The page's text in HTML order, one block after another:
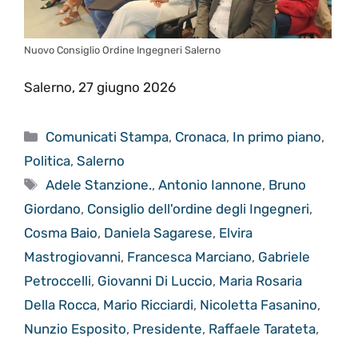
Nuovo Consiglio Ordine Ingegneri Salerno
Salerno, 27 giugno 2026
Categorie
Comunicati Stampa, Cronaca, In primo piano,
Politica, Salerno
Tag
Adele Stanzione.,Antonio Iannone, Bruno
Giordano, Consiglio dell'ordine degli Ingegneri,
Cosma Baio, Daniela Sagarese, Elvira
Mastrogiovanni, Francesca Marciano, Gabriele
Petroccelli, Giovanni Di Luccio, Maria Rosaria
Della Rocca, Mario Ricciardi, Nicoletta Fasanino,
Nunzio Esposito, Presidente, Raffaele Tarateta,